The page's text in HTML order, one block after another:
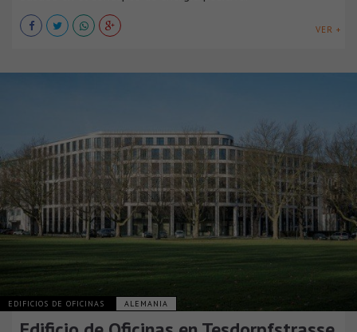
VER +
EDIFICIOS DE OFICINAS ALEMANIA